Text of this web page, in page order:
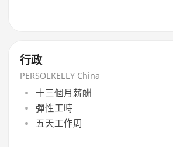
行政
PERSOLKELLY China
十三個月薪酬
彈性工時
五天工作周